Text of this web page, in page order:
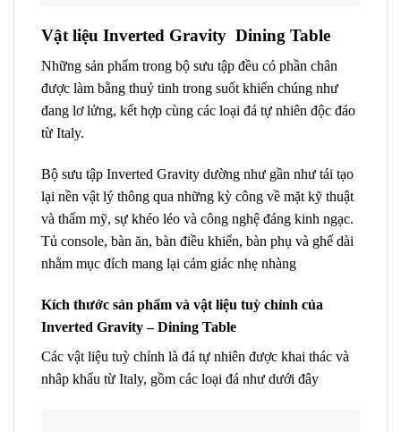
Vật liệu Inverted Gravity Dining Table
Những sản phẩm trong bộ sưu tập đều có phần chân
được làm bằng thuỷ tinh trong suốt khiến chúng như
đang lơ lửng, kết hợp cùng các loại đá tự nhiên độc đáo
từ Italy.
Bộ sưu tập Inverted Gravity dường như gần như tái tạo
lại nền vật lý thông qua những kỳ công về mặt kỹ thuật
và thẩm mỹ, sự khéo léo và công nghệ đáng kinh ngạc.
Tủ console, bàn ăn, bàn điều khiển, bàn phụ và ghế dài
nhằm mục đích mang lại cảm giác nhẹ nhàng
Kích thước sản phẩm và vật liệu tuỳ chỉnh của
Inverted Gravity – Dining Table
Các vật liệu tuỳ chỉnh là đá tự nhiên được khai thác và
nhâp khẩu từ Italy, gồm các loại đá như dưới đây